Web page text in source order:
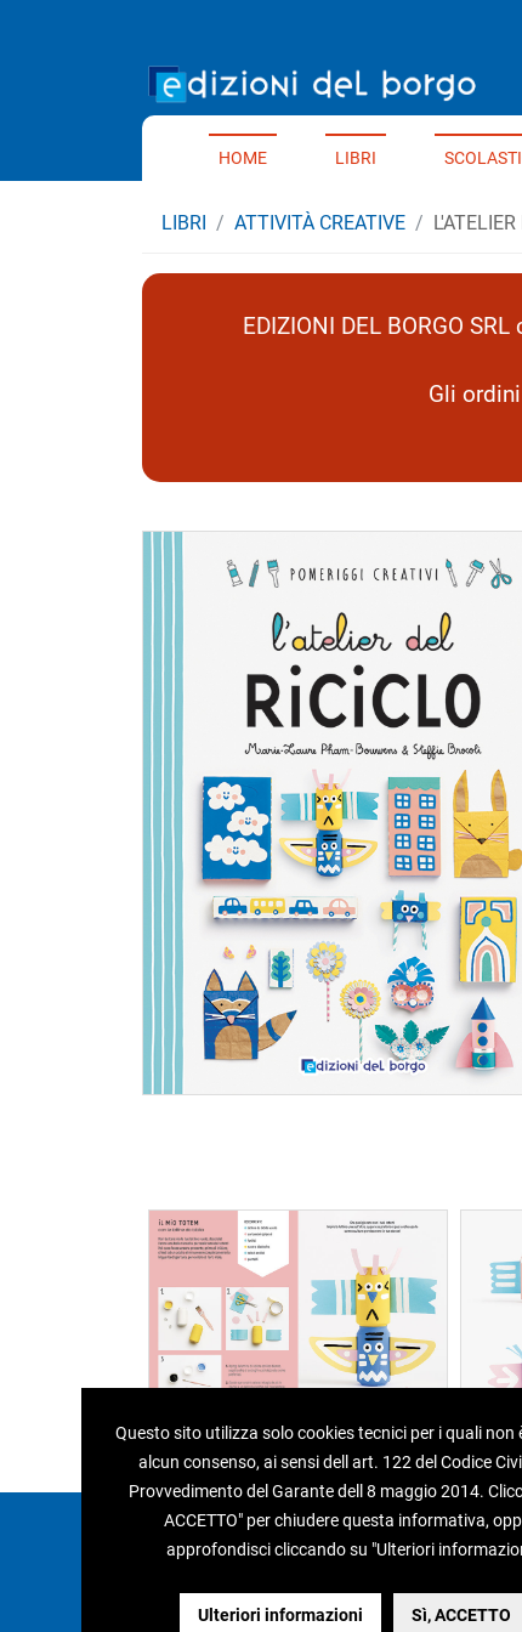
HOME LIBRI
LIBRI ATTIVITÀ CREATIVE
EDIZIONI DEL BORGO
Gli
Edizioni del Borgo s.r.l.
Via Caduti di Reggio Emilia, 15
Tel 051.75.33.58 / 75.14.39 - Fax 051.75.26.37
P.IVA 01876071208
Questo sito utilizza solo cookies tecnici per i quali non
alcun consenso, ai sensi dell art. 122 del Codice
Provvedimento del Garante dell 8 maggio 2014.
ACCETTO" per chiudere questa informativa,
approfondisci cliccando su "Ulteriori
Ulteriori informazioni Sì, ACCETTO